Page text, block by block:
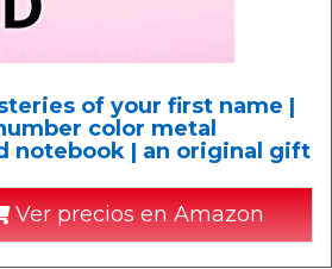
of your first name |
color metal
notebook | an original gift
Ver precios en Amazon